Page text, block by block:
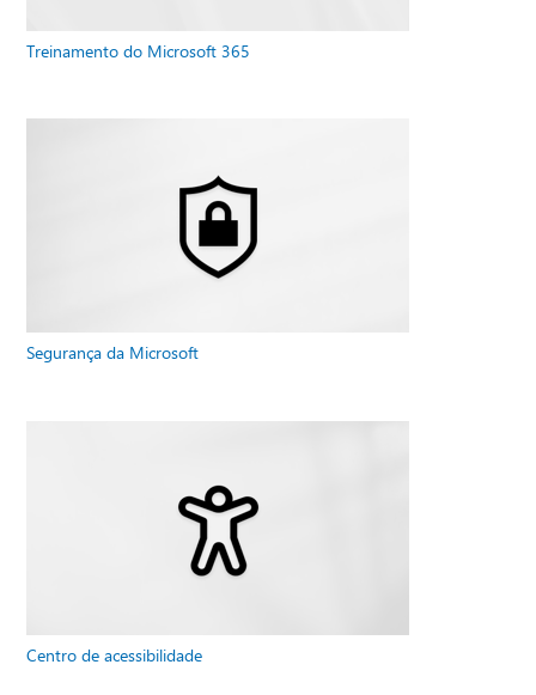
Treinamento do Microsoft 365
Segurança da Microsoft
Centro de acessibilidade